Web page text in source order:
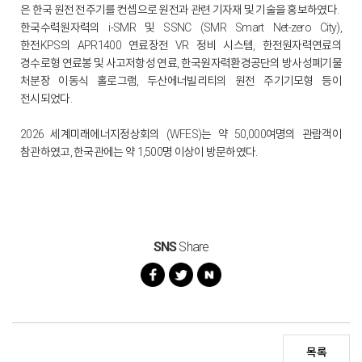
은 한국 원전 전주기를 컨셉으로 원전과 관련 기자재 및 기술을 홍보하였다.
한국수력원자력의 i-SMR 및 SSNC (SMR Smart Net-zero City),
한전KPS의 APR1400 연료장전 VR 정비 시스템, 한전원자력연료의
경수로형 연료봉 및 사고저항성 연료, 한국원자력환경공단의 방사성폐기물
처분장 이동식 홀로그램, 두산에너빌리티의 원전 주기기모형 등이
전시되었다.
2026 세계미래에너지정상회의 (WFES)는 약 50,000여명의 관람객이
참관하였고, 한국관에는 약 1,500명 이상이 방문하였다.
SNSShare
목록